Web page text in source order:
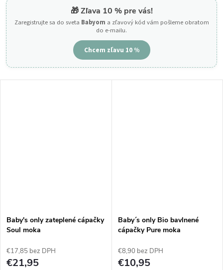
topánočkách s plyšovou
topánočkách s plyšovou
podšívkou...
🎁 Zľava 10 % pre vás!
Zaregistrujte sa do sveta Babyom a zľavový kód vám pošleme obratom
do e-mailu.
Chcem zľavu 10 %
Baby's only zateplené cápačky
Soul moka
€17,85 bez DPH
€21,95
Baby´s only Bio bavlnené
cápačky Pure moka
€8,90 bez DPH
€10,95